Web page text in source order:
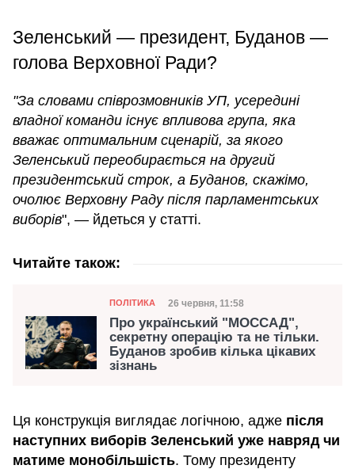
Зеленський — президент, Буданов —
голова Верховної Ради?
"За словами співрозмовників УП, усередині
владної команди існує впливова група, яка
вважає оптимальним сценарій, за якого
Зеленський переобирається на другий
президентський строк, а Буданов, скажімо,
очолює Верховну Раду після парламентських
виборів", — йдеться у статті.
Читайте також:
Категорія
ПОЛІТИКА Дата публікації
26 червня, 11:58
Про український "МОССАД",
секретну операцію та не тільки.
Буданов зробив кілька цікавих
зізнань
Ця конструкція виглядає логічною, адже після
наступних виборів Зеленський уже навряд чи
матиме монобільшість. Тому президенту